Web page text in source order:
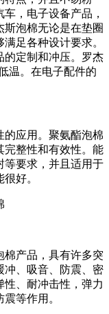
，电子设备产品，
泡棉无论是在垫圈
足各种设计要求。
的定制和冲压。罗杰
温。在电子配件的
的应用。聚氨酯泡棉
完整性和有效性。能
等要求，并且适用于
好。
棉产品，具有许多突
冲、吸音、防震、密
、耐冲击性，弹力
等作用。